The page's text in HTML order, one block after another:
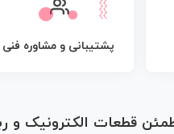
پشتیبانی و مشاوره فنی
قطعات الکترونیک و